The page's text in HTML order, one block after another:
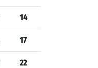
14
17
22